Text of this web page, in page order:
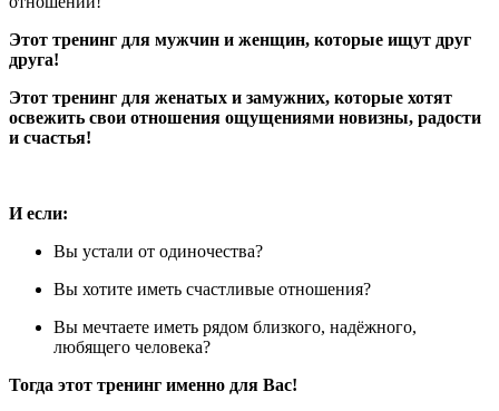
Этот тренинг для мужчин и женщин, которые ищут друг
друга!
Этот тренинг для женатых и замужних, которые хотят
освежить свои отношения ощущениями новизны, радости
и счастья!
И если:
Вы устали от одиночества?
Вы хотите иметь счастливые отношения?
Вы мечтаете иметь рядом близкого, надёжного,
любящего человека?
Тогда этот тренинг именно для Вас!